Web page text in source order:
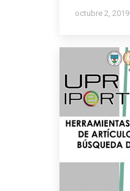
octubre 2, 2019